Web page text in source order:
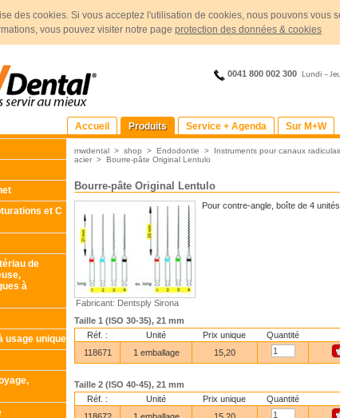
des cookies. Si vous acceptez l'utilisation de cookies, nous pouvons vous
vous pouvez visiter notre page protection des données & cookies
0041 800 002 300 Lundi –
Accueil Produits Service + Agenda Sur M+W
et C
de
à
usage unique
mwdental > shop > Endodontie > Instruments pour canaux
acier > Bourre-pâte Original Lentulo
Bourre-pâte Original Lentulo
Fabricant: Dentsply Sirona
Pour contre-angle, boîte de 4 unités.
Taille 1 (ISO 30-35), 21 mm
Réf. :
Unité Prix unique
Quantité
118671
1 emballage 15,20
Taille 2 (ISO 40-45), 21 mm
Réf. :
Unité Prix unique
Quantité